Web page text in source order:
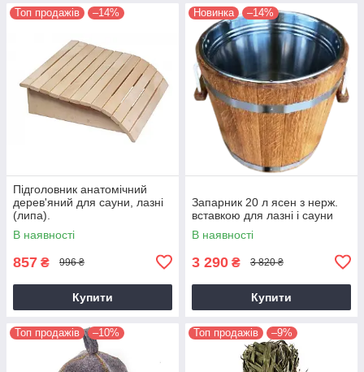
Топ продажів –14%
Підголовник анатомічний
дерев'яний для сауни, лазні
(липа).
В наявності
857 ₴ 996 ₴
Купити
Новинка –14%
Запарник 20 л ясен з нерж.
вставкою для лазні і сауни
В наявності
3 290 ₴ 3 820 ₴
Купити
Топ продажів –10% Топ продажів –9%